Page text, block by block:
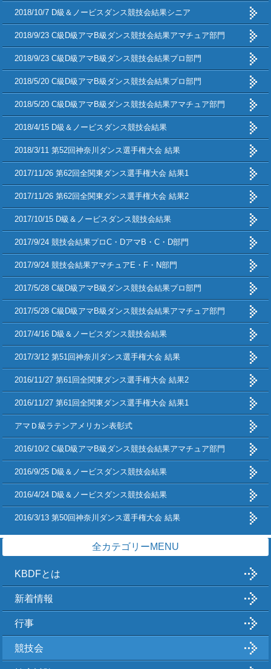
2018/10/7 D級＆ノービスダンス競技会結果シニア
2018/9/23 C級D級アマB級ダンス競技会結果アマチュア部門
2018/9/23 C級D級アマB級ダンス競技会結果プロ部門
2018/5/20 C級D級アマB級ダンス競技会結果プロ部門
2018/5/20 C級D級アマB級ダンス競技会結果アマチュア部門
2018/4/15 D級＆ノービスダンス競技会結果
2018/3/11 第52回神奈川ダンス選手権大会 結果
2017/11/26 第62回全関東ダンス選手権大会 結果1
2017/11/26 第62回全関東ダンス選手権大会 結果2
2017/10/15 D級＆ノービスダンス競技会結果
2017/9/24 競技会結果プロC・DアマB・C・D部門
2017/9/24 競技会結果アマチュアE・F・N部門
2017/5/28 C級D級アマB級ダンス競技会結果プロ部門
2017/5/28 C級D級アマB級ダンス競技会結果アマチュア部門
2017/4/16 D級＆ノービスダンス競技会結果
2017/3/12 第51回神奈川ダンス選手権大会 結果
2016/11/27 第61回全関東ダンス選手権大会 結果2
2016/11/27 第61回全関東ダンス選手権大会 結果1
アマＤ級ラテンアメリカン表彰式
2016/10/2 C級D級アマB級ダンス競技会結果アマチュア部門
2016/9/25 D級＆ノービスダンス競技会結果
2016/4/24 D級＆ノービスダンス競技会結果
2016/3/13 第50回神奈川ダンス選手権大会 結果
全カテゴリーMENU
KBDFとは
新着情報
行事
競技会